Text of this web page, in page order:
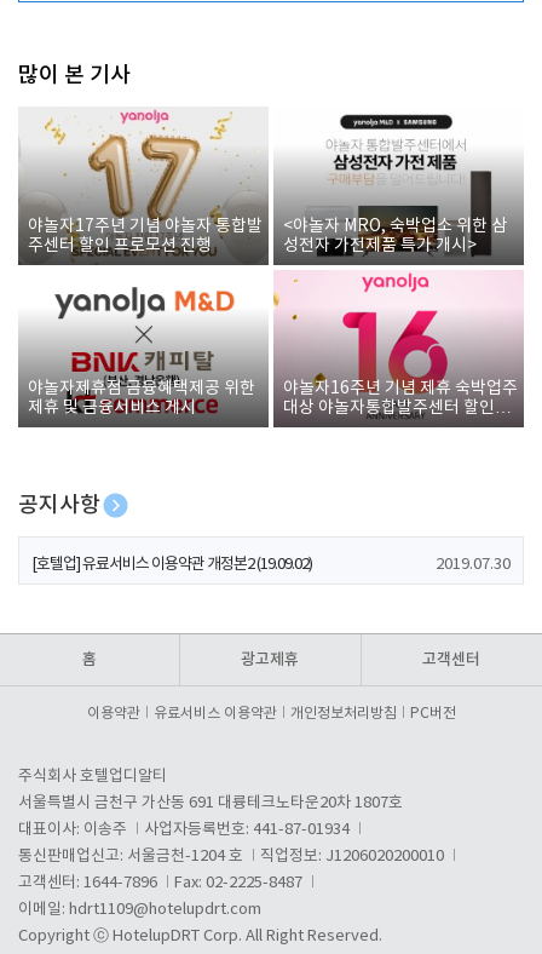
많이 본 기사
야놀자17주년 기념 야놀자 통합발
주센터 할인 프로모션 진행
<야놀자 MRO, 숙박업소 위한 삼
성전자 가전제품 특가 개시>
야놀자제휴점 금융혜택제공 위한
제휴 및 금융서비스 게시
야놀자16주년 기념 제휴 숙박업주
대상 야놀자통합발주센터 할인쿠
폰 증정
공지사항
[호텔업] 개인정보 처리방침 개정본1 (19.09.02)
[호텔업] 유료서비스 이용약관 개정본2 (19.09.02) 2019.07.30
홈 광고제휴 고객센터
이용약관 유료서비스 이용약관 개인정보처리방침 PC버전
주식회사 호텔업디알티
서울특별시 금천구 가산동 691 대륭테크노타운20차 1807호
대표이사: 이송주
사업자등록번호: 441-87-01934
통신판매업신고: 서울금천-1204 호
직업정보: J1206020200010
고객센터: 1644-7896
Fax: 02-2225-8487
이메일: hdrt1109@hotelupdrt.com
Copyright ⓒ HotelupDRT Corp. All Right Reserved.